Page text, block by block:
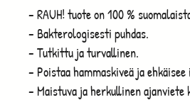
– RAUH! tuote on 100 %
– Bakterologisesti puhdas.
– Tutkittu ja turvallinen.
– Poistaa hammaskiveä ja
– Maistuva ja herkullinen ajanviete